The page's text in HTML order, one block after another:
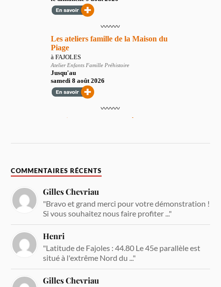
COMMENTAIRES RÉCENTS
Gilles Chevriau
"Bravo et grand merci pour votre démonstration !
Si vous souhaitez nous faire profiter ..."
Henri
"Latitude de Fajoles : 44.80 Le 45e parallèle est
situé à l'extrême Nord du ..."
Gilles Chevriau